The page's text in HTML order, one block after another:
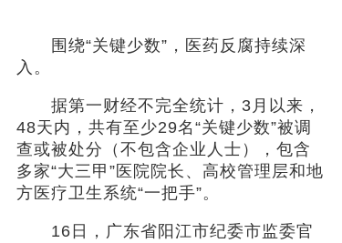
文化
旅游
娱乐
围绕“关键少数”，医药反腐持续深
入。
据第一财经不完全统计，3月以来，
48天内，共有至少29名“关键少数”被调
查或被处分（不包含企业人士），包含
多家“大三甲”医院院长、高校管理层和地
方医疗卫生系统“一把手”。
16日，广东省阳江市纪委市监委官